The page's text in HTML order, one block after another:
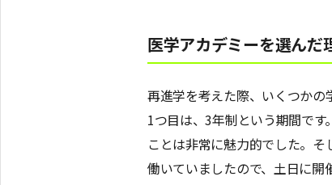
医学アカデミーを選んだ
再進学を考えた際、いくつかの
1つ目は、3年制という期間で
ことは非常に魅力的でした。
働いていましたので、土日に